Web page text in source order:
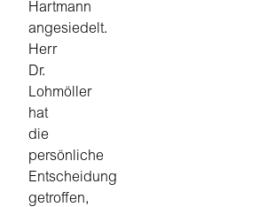
Hartmann
angesiedelt.
Herr
Dr.
Lohmöller
hat
die
persönliche
Entscheidung
getroffen,